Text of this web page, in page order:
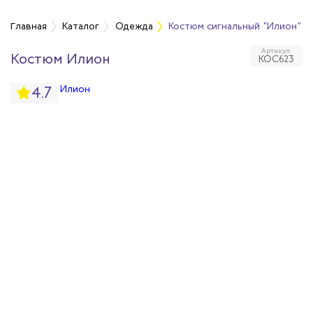
Главная Каталог Одежда Костюм сигнальный "Илион"
Костюм Илион Артикул:
КОС623
4.7